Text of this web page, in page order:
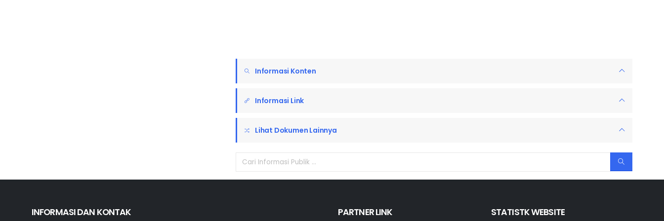
Informasi Konten
Informasi Link
Lihat Dokumen Lainnya
INFORMASI DAN KONTAK PARTNER LINK STATISTK WEBSITE